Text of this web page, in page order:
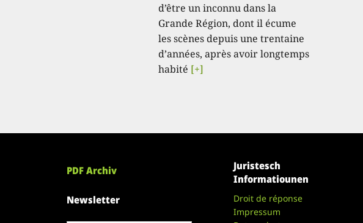
d’être un inconnu dans la
Grande Région, dont il écume
les scènes depuis une trentaine
d’années, après avoir longtemps
habité [+]
PDF Archiv
Newsletter
Juristesch
Informatiounen
Droit de réponse
Impressum